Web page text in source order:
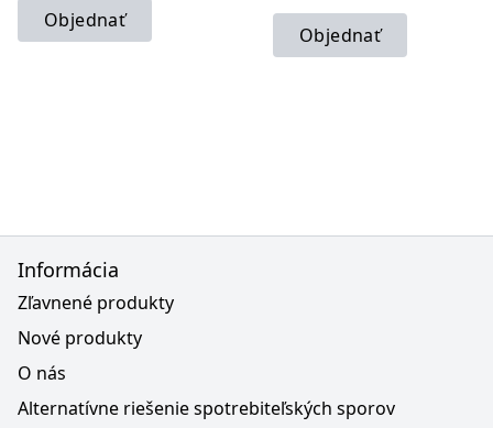
Objednať
Objednať
Informácia
Zľavnené produkty
Nové produkty
O nás
Alternatívne riešenie spotrebiteľských sporov